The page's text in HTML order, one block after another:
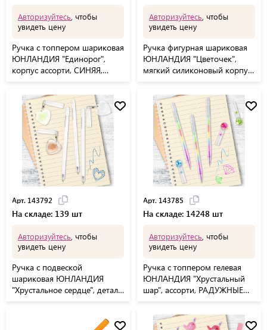
Авторизуйтесь , чтобы
увидеть цену
Ручка с топпером шариковая
ЮНЛАНДИЯ "Единорог",
корпус ассорти, СИНЯЯ,
143805
Авторизуйтесь , чтобы
увидеть цену
Ручка фигурная шариковая
ЮНЛАНДИЯ "Цветочек",
мягкий силиконовый корпус,
узел 0,7 мм, 143779
Арт. 143792
На складе: 139 шт
Авторизуйтесь , чтобы
увидеть цену
Ручка с подвеской
шариковая ЮНЛАНДИЯ
"Хрустальное сердце", детали
Арт. 143785
На складе: 14248 шт
Авторизуйтесь , чтобы
увидеть цену
Ручка с топпером гелевая
ЮНЛАНДИЯ "Хрустальный
шар", ассорти, РАДУЖНЫЕ
пишущий узел 0,7 мм,
143785